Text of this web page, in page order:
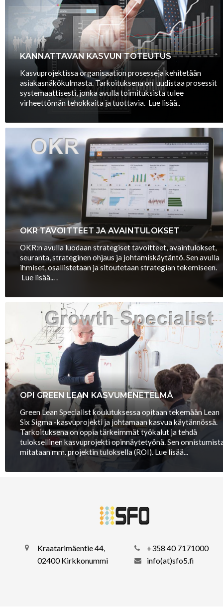
KANNATTAVAN KASVUN TOTEUTUS
Kasvuprojektissa organisaation prosesseja kehitetään
asiakasnäkökulmasta. Tarkoituksena on uudistaa prosessit
systemaattisesti, jonka avulla toimituksista tulee
virheettömän tehokkaita ja tuottavia. Lue lisää..
OKR TAVOITTEET JA AVAINTULOKSET
OKR:n avulla luodaan strategiset tavoitteet, avaintulokset,
seuranta, strateginen ohjaus ja johtamiskäytäntö. Sen avulla
ihmiset, osallistetaan ja sitoutetaan strategian tekemiseen.
Lue lisää... .
OPI GREEN LEAN KASVUMENETELMÄ
Green Lean Specialist koulutuksessa opitaan tekemään Lean
Six Sigma -kasvuprojekti ja johtamaan kasvua käytännössä.
Tarkoituksena on oppia tärkeimmät työkalut ja tehdä
tuloksellinen kasvuprojekti opinnäytetyönä. Sen
mitataan mm. projektin tuloksella (ROI). Lue lisää...
Kraatarimäentie 44,
02400 Kirkkonummi
+358 40 7171000
info(at)sfo5.fi